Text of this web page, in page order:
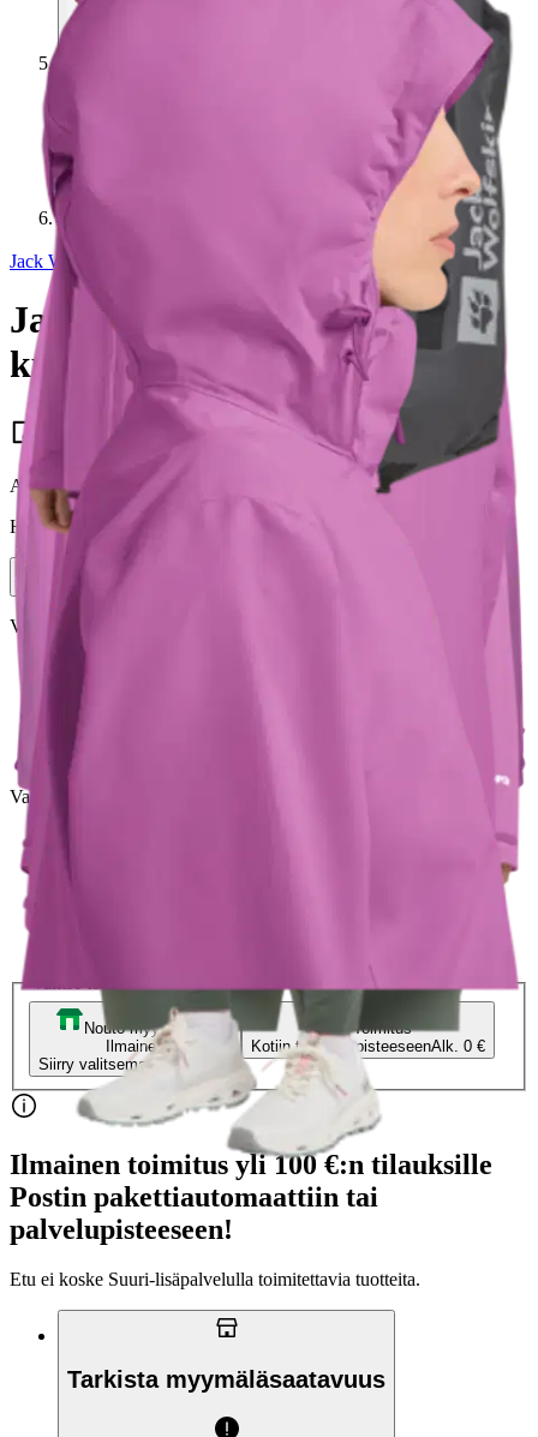
Jack Wolfskin
Jack Wolfskin naisten
kuoritakki Trailtime
102,00 €
Asiakasomistajahinta
Hinta ilman S-Etukorttia:
Valittu väri:
foxglove
Valittu koko:
Nouto myymälästä
Ilmainen
Siirry valitsemaan myymälä
Toimitus
Kotiin tai noutopisteeseenAlk. 0 €
Ilmainen toimitus yli 100 €:n tilauksille
Postin pakettiautomaattiin tai
palvelupisteeseen!
Etu ei koske Suuri‑lisäpalvelulla toimitettavia tuotteita.
Tarkista myymäläsaatavuus